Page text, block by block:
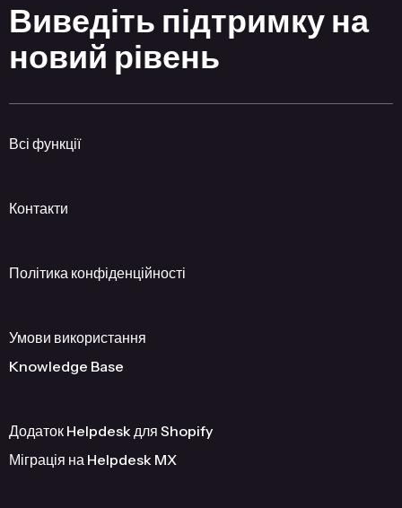
Виведіть підтримку на
новий рівень
Всі функції
Контакти
Політика конфіденційності
Умови використання
Knowledge Base
Додаток Helpdesk для Shopify
Міграція на Helpdesk MX